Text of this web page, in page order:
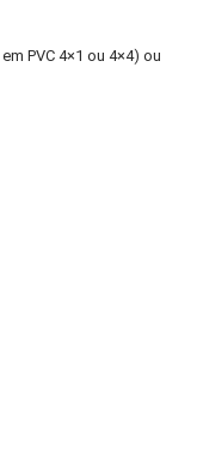
PVC 4×1 ou 4×4) ou